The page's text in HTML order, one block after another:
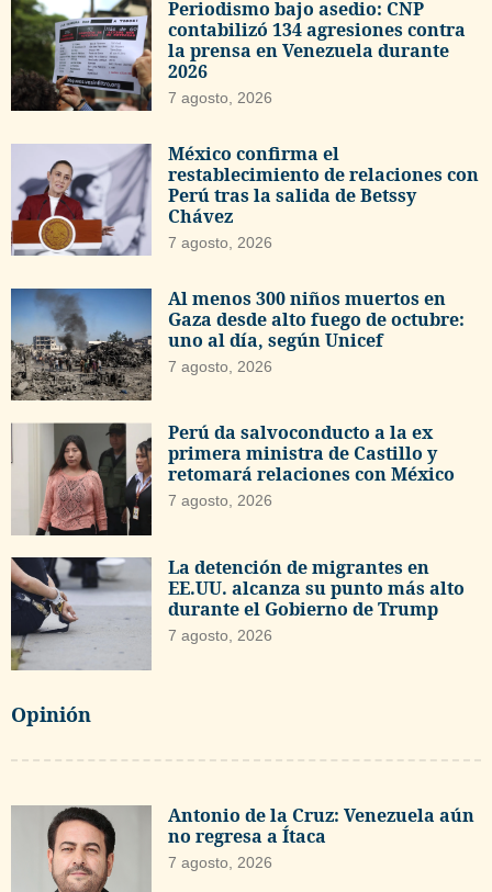
Periodismo bajo asedio: CNP
contabilizó 134 agresiones contra
la prensa en Venezuela durante
2026
7 agosto, 2026
México confirma el
restablecimiento de relaciones con
Perú tras la salida de Betssy
Chávez
7 agosto, 2026
Al menos 300 niños muertos en
Gaza desde alto fuego de octubre:
uno al día, según Unicef
7 agosto, 2026
Perú da salvoconducto a la ex
primera ministra de Castillo y
retomará relaciones con México
7 agosto, 2026
La detención de migrantes en
EE.UU. alcanza su punto más alto
durante el Gobierno de Trump
7 agosto, 2026
Opinión
Antonio de la Cruz: Venezuela aún
no regresa a Ítaca
7 agosto, 2026